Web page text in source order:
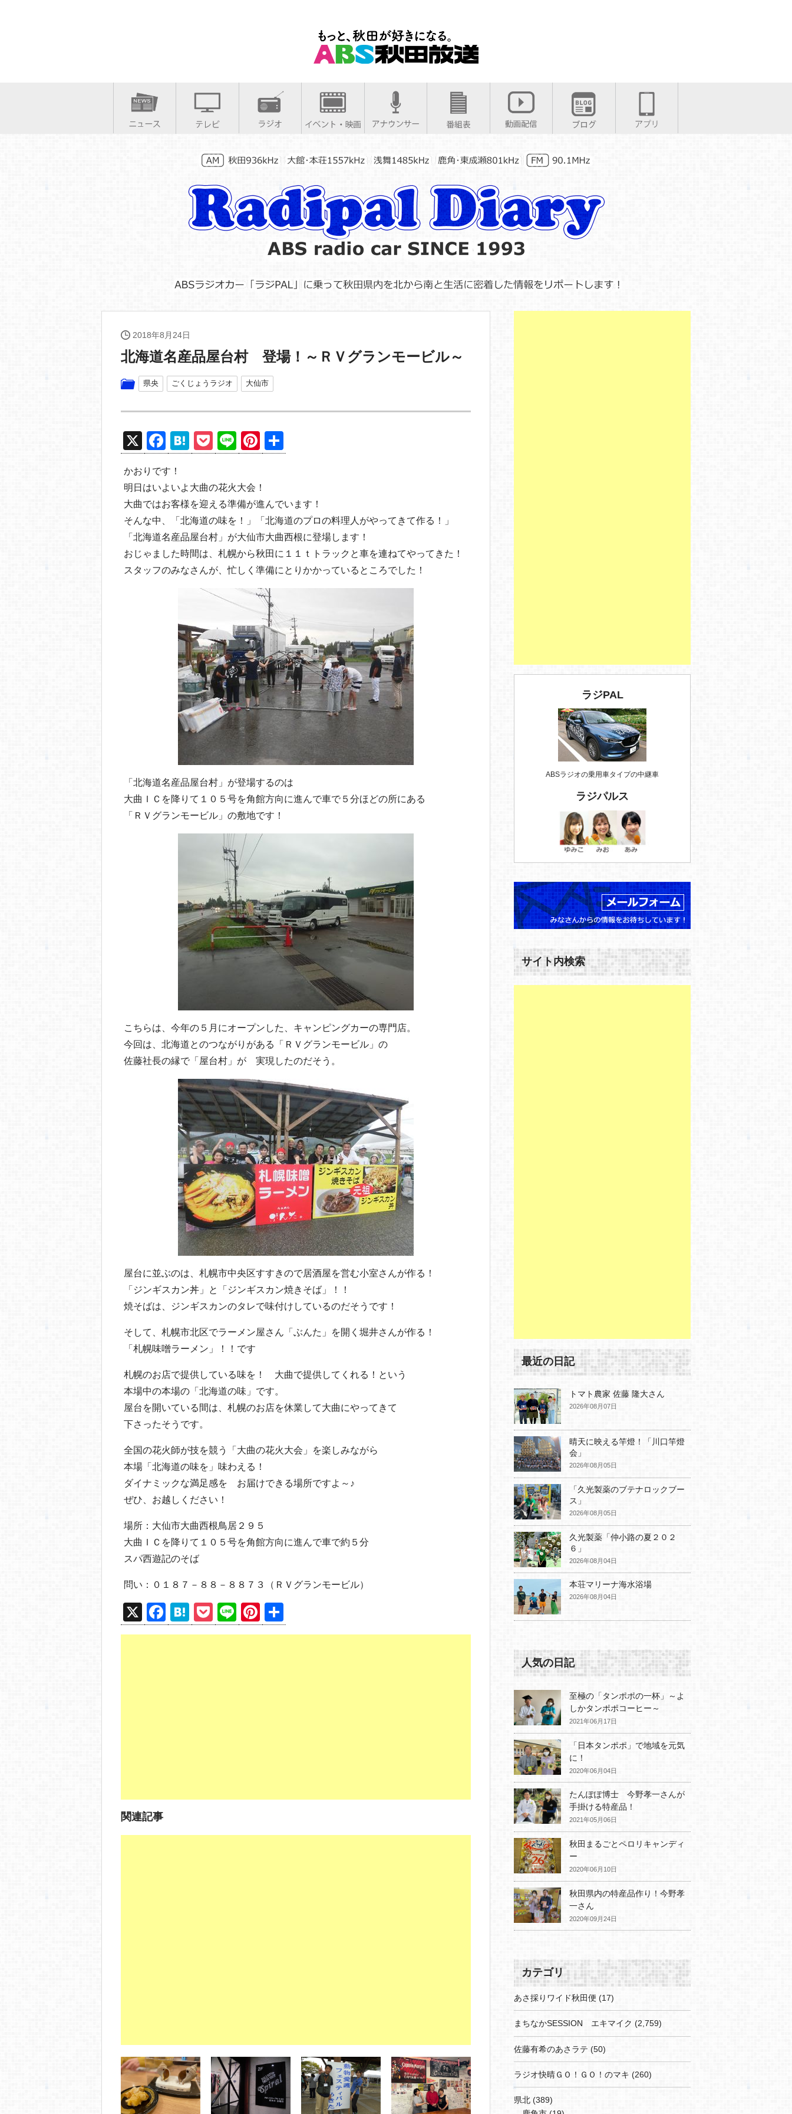
2018年8月24日
北海道名産品屋台村 登場！～ＲＶグランモービル～
県央 ごくじょうラジオ 大仙市
X
F
a
c
e
b
o
o
k
H
at
e
n
a
P
o
ck
et
Li
n
e
Pi
nt
er
e
st
有
かおりです！
明日はいよいよ大曲の花火大会！
大曲ではお客様を迎える準備が進んでいます！
そんな中、「北海道の味を！」「北海道のプロの料理人がやってきて作る！」
「北海道名産品屋台村」が大仙市大曲西根に登場します！
おじゃました時間は、札幌から秋田に１１ｔトラックと車を連ねてやってきた！
スタッフのみなさんが、忙しく準備にとりかかっているところでした！
「北海道名産品屋台村」が登場するのは
大曲ＩＣを降りて１０５号を角館方向に進んで車で５分ほどの所にある
「ＲＶグランモービル」の敷地です！
こちらは、今年の５月にオープンした、キャンピングカーの専門店。
今回は、北海道とのつながりがある「ＲＶグランモービル」の
佐藤社長の縁で「屋台村」が 実現したのだそう。
屋台に並ぶのは、札幌市中央区すすきので居酒屋を営む小室さんが作る！
「ジンギスカン丼」と「ジンギスカン焼きそば」！！
焼そばは、ジンギスカンのタレで味付けしているのだそうです！
そして、札幌市北区でラーメン屋さん「ぶんた」を開く堀井さんが作る！
「札幌味噌ラーメン」！！です
札幌のお店で提供している味を！ 大曲で提供してくれる！という
本場中の本場の「北海道の味」です。
屋台を開いている間は、札幌のお店を休業して大曲にやってきて
下さったそうです。
全国の花火師が技を競う「大曲の花火大会」を楽しみながら
本場「北海道の味を」味わえる！
ダイナミックな満足感を お届けできる場所ですよ～♪
ぜひ、お越しください！
場所：大仙市大曲西根鳥居２９５
大曲ＩＣを降りて１０５号を角館方向に進んで車で約５分
スパ西遊記のそば
問い：０１８７－８８－８８７３（ＲＶグランモービル）
X
F
a
H
at
P
o
Li
n
Pi
nt 有
関連記事
ラジPAL
ABSラジオの乗用車タイプの中継車
ラジパルス
サイト内検索
最近の日記
トマト農家 佐藤 隆大さん
2026年08月07日
晴天に映える竿燈！「川口竿燈
会」
2026年08月05日
「久光製薬のブテナロックブー
ス」
2026年08月05日
久光製薬「仲小路の夏２０２
６」
2026年08月04日
本荘マリーナ海水浴場
2026年08月04日
人気の日記
至極の「タンポポの一杯」～よ
しかタンポポコーヒー～
2021年06月17日
「日本タンポポ」で地域を元気
に！
2020年06月04日
たんぽぽ博士 今野孝一さんが
手掛ける特産品！
2021年05月06日
秋田まるごとペロリキャンディ
ー
2020年06月10日
秋田県内の特産品作り！今野孝
一さん
2020年09月24日
カテゴリ
あさ採りワイド秋田便 (17)
まちなかSESSION エキマイク (2,759)
佐藤有希のあさラテ (50)
ラジオ快晴ＧＯ！ＧＯ！のマキ (260)
県北 (389)